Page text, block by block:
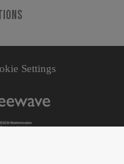
Settings